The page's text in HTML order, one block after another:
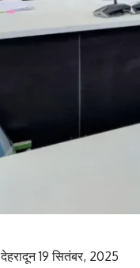
देहरादून 19 सितंबर, 2025